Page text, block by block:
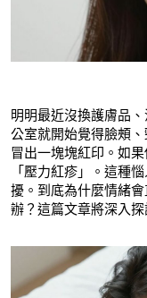
明明最近沒換護膚品
公室就開始覺得臉頰
冒出一塊塊紅印。如
「壓力紅疹」。這種
擾。到底為什麼情緒
辦？這篇文章將深入